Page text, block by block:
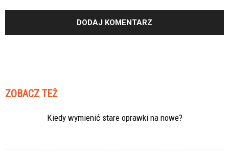
ZOBACZ TEŻ
Kiedy wymienić stare oprawki na nowe?